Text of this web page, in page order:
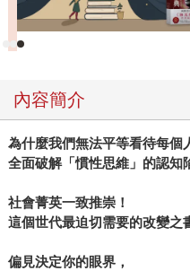
增強與政治權力下放的過程
人可以否認我們比一百年
求平等的錨點。但是，下
學家壟斷了政策決定，我們
說，關鍵就在於公民參與──
面對從殖民時代直到今日留
殘酷的數位獨裁主義，更強
建立堅韌的國家體制。至今
等問題，而一如皮凱提所說
內容簡介
為什麼我們無法平等看待每個
全面破解「慣性思維」的認知
社會菁英一致推崇！
這個世代最迫切需要的改變之
偏見決定你的眼界，